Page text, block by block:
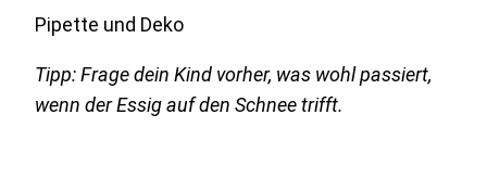
Pipette und Deko
Tipp: Frage dein Kind vorher, was wohl passiert,
wenn der Essig auf den Schnee trifft.